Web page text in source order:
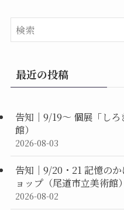
最近の投稿
告知｜9/19〜 個展「し
館）
2026-08-03
告知｜9/20・21 記憶の
ョップ（尾道市立美術館）
2026-08-02